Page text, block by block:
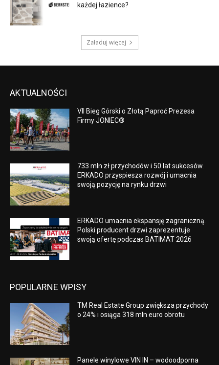
każdej łazience?
Załaduj więcej
AKTUALNOŚCI
VII Bieg Górski o Złotą Paproć Prezesa
Firmy JONIEC®
733 mln zł przychodów i 50 lat sukcesów.
ERKADO przyspiesza rozwój i umacnia
swoją pozycję na rynku drzwi
ERKADO umacnia ekspansję zagraniczną.
Polski producent drzwi zaprezentuje
swoją ofertę podczas BATIMAT 2026
POPULARNE WPISY
TM Real Estate Group zwiększa przychody
o 24% i osiąga 318 mln euro obrotu
Panele winylowe VIN IN – wodoodporna